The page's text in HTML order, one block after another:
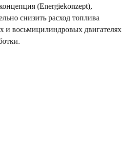
(Energiekonzept),
снизить расход топлива
и восьмицилиндровых двигателях
к
Benz